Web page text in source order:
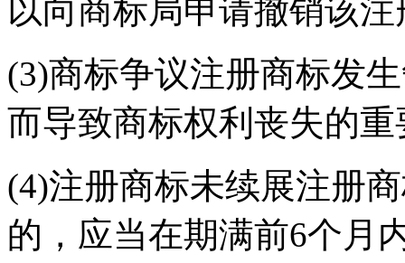
以向商标局申请撤销该
(3)商标争议注册商标发
而导致商标权利丧失的
(4)注册商标未续展注册
的，应当在期满前6个月